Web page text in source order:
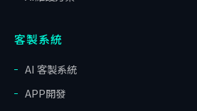
客製系統
AI 客製系統
APP開發